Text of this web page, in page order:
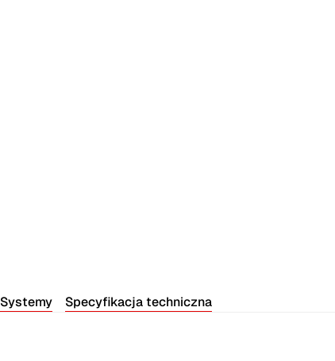
Systemy Specyfikacja techniczna